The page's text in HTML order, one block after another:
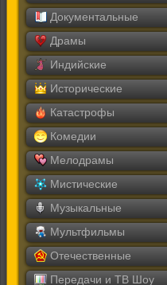
Документальные
Драмы
Индийские
Исторические
Катастрофы
Комедии
Мелодрамы
Мистические
Музыкальные
Мультфильмы
Отечественные
Передачи и ТВ Шоу